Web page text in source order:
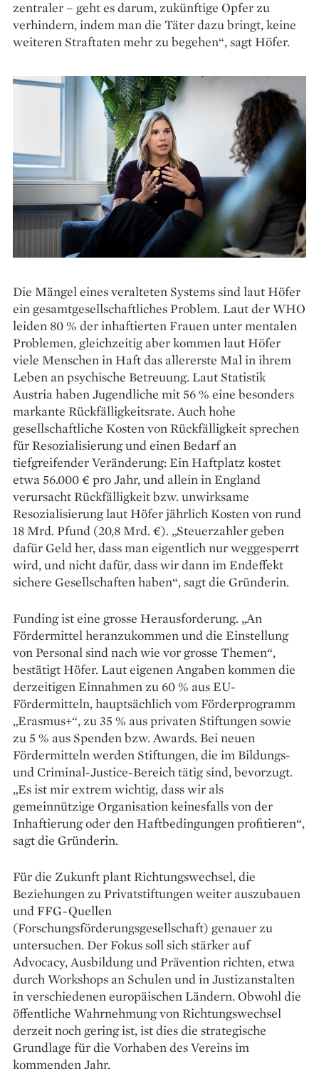
zentraler – geht es darum, zukünftige Opfer zu
verhindern, indem man die Täter dazu bringt, keine
weiteren Straftaten mehr zu begehen“, sagt Höfer.
Die Mängel eines veralteten Systems sind laut Höfer
ein gesamtgesellschaftliches Problem. Laut der WHO
leiden 80 % der inhaftierten Frauen unter mentalen
Problemen, gleichzeitig aber kommen laut Höfer
viele Menschen in Haft das allererste Mal in ihrem
Leben an psychische Betreuung. Laut Statistik
Austria haben Jugendliche mit 56 % eine besonders
markante Rückfälligkeitsrate. Auch hohe
gesellschaftliche Kosten von Rückfälligkeit sprechen
für Resozialisierung und einen Bedarf an
tiefgreifender Veränderung: Ein Haftplatz kostet
etwa 56.000 € pro Jahr, und allein in England
verursacht Rückfälligkeit bzw. unwirksame
Resozialisierung laut Höfer jährlich Kosten von rund
18 Mrd. Pfund (20,8 Mrd. €). „Steuerzahler geben
dafür Geld her, dass man eigentlich nur weggesperrt
wird, und nicht dafür, dass wir dann im Endeffekt
sichere ­Gesellschaften haben“, sagt die Gründerin.
Funding ist eine grosse Herausforderung. „An
Fördermittel heranzukommen und die Einstellung
von Personal sind nach wie vor grosse Themen“,
bestätigt Höfer. Laut eigenen Angaben kommen die
derzeitigen Einnahmen zu 60 % aus EU-
Fördermitteln, hauptsächlich vom Förderprogramm
„Erasmus+“, zu 35 % aus privaten Stiftungen sowie
zu 5 % aus Spenden bzw. Awards. Bei neuen
Fördermitteln werden Stiftungen, die im Bildungs-
und Criminal-Justice-Bereich tätig sind, bevorzugt.
„Es ist mir extrem wichtig, dass wir als
gemeinnützige Organisation keinesfalls von der
Inhaftierung oder den Haft­bedingungen profitieren“,
sagt die Gründerin.
Für die Zukunft plant Richtungswechsel, die
Beziehungen zu Privatstiftungen weiter auszubauen
und FFG-Quellen
(Forschungsförderungsgesellschaft) genauer zu
untersuchen. Der Fokus soll sich stärker auf
Advocacy, Ausbildung und Prävention richten, etwa
durch Workshops an Schulen und in Justizanstalten
in verschiedenen europäischen Ländern. Obwohl die
öffentliche Wahrnehmung von Richtungswechsel
derzeit noch gering ist, ist dies die strategische
Grundlage für die Vorhaben des Vereins im
kommenden Jahr.